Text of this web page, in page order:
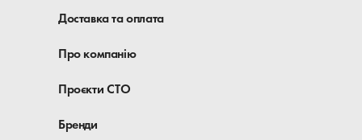
Доставка та оплата
Про компанію
Проєкти СТО
Бренди